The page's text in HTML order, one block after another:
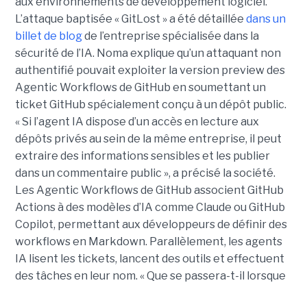
L’attaque baptisée « GitLost » a été détaillée dans un
billet de blogde l’entreprise spécialisée dans la
sécurité de l’IA. Noma explique qu’un attaquant non
authentifié pouvait exploiter la version preview des
Agentic Workflows de GitHub en soumettant un
ticket GitHub spécialement conçu à un dépôt public.
« Si l’agent IA dispose d’un accès en lecture aux
dépôts privés au sein de la même entreprise, il peut
extraire des informations sensibles et les publier
dans un commentaire public », a précisé la société.
Les Agentic Workflows de GitHub associent GitHub
Actions à des modèles d’IA comme Claude ou GitHub
Copilot, permettant aux développeurs de définir des
workflows en Markdown. Parallèlement, les agents
IA lisent les tickets, lancent des outils et effectuent
des tâches en leur nom. « Que se passera-t-il lorsque